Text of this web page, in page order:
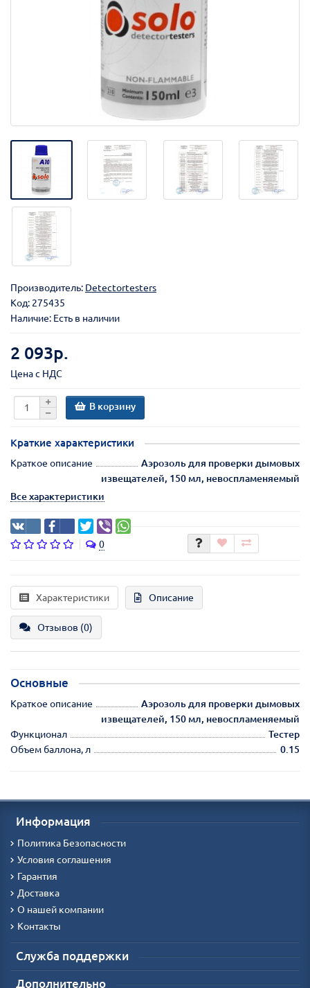
Производитель: Detectortesters
Код: 275435
Наличие: Есть в наличии
2 093р.
Цена с НДС
В корзину
Краткие характеристики
Краткое описание
Аэрозоль для проверки дымовых
извещателей, 150 мл, невоспламеняемый
Все характеристики
0
Характеристики Описание
Отзывов (0)
Основные
Краткое описание
Аэрозоль для проверки дымовых
извещателей, 150 мл, невоспламеняемый
Функционал
Тестер
Объем баллона, л
0.15
Информация
Политика Безопасности
Условия соглашения
Гарантия
Доставка
О нашей компании
Контакты
Служба поддержки
Дополнительно